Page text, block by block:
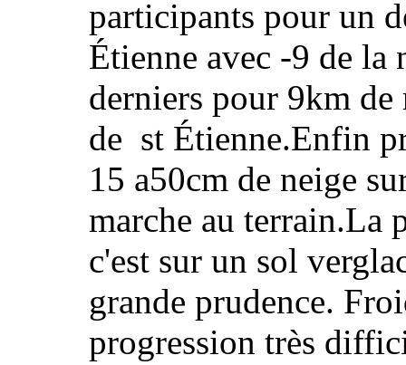
participants pour un
Étienne avec -9 de la
derniers pour 9km
de st Étienne.Enfin
15 a50cm de neige
marche au terrain.La
c'est sur un sol
grande prudence.
progression très